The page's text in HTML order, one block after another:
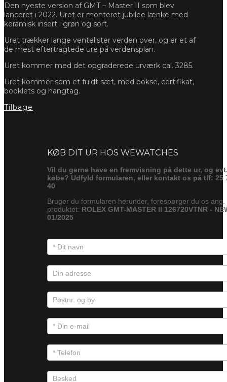
Den nyeste version af GMT – Master II som blev
lanceret i 2022. Uret er monteret jubilee lænke med
keramisk insert i grøn og sort.
Uret trækker lange ventelister verden over, og er et af
de mest eftertragtede ure på verdensplan.
Uret kommer med det opgraderede urværk cal. 3285.
Uret kommer som et fuldt sæt, med bokse, certifikat,
booklets og hangtag.
Tilbage
KØB DIT UR HOS WEWATCHES
Vil du gerne have en fremvisning på dette ur, og
købe? Udfyld formularen, eller kontakt os på tlf: 25
40
Bruger du formularen herunder, forespørger du os ang.
produktet: ROLEX GMT-MASTER II 126720VTNR -
01/2025